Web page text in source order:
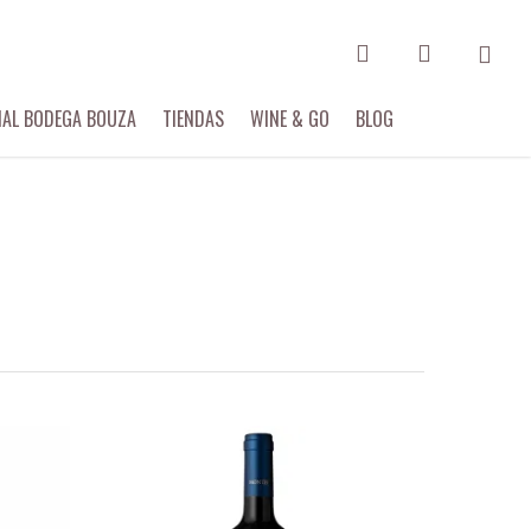
BODEGA BOUZA TIENDAS WINE & GO BLOG